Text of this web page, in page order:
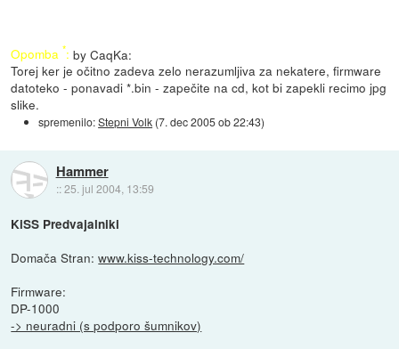
Opomba *: by CaqKa:
Torej ker je očitno zadeva zelo nerazumljiva za nekatere, firmware
datoteko - ponavadi *.bin - zapečite na cd, kot bi zapekli recimo jpg
slike.
spremenilo:Stepni Volk (7. dec 2005 ob 22:43)
Hammer
::25. jul 2004, 13:59
KiSS Predvajalniki
Domača Stran:www.kiss-technology.com/
Firmware:
DP-1000
-> neuradni (s podporo šumnikov)